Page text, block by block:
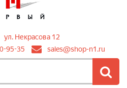
ул. Некрасова 12
95-35
sales@shop-n1.ru